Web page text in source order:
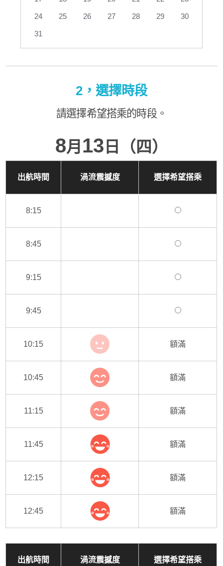
24 25 26 27 28 29 30
31
2，選擇時段
請選擇希望搭乘的時段。
8月 13 日（四）
出航時間 渦流震撼度 選擇希望搭乘
8:15
8:45
9:15
9:45
10:15 額滿
10:45 額滿
11:15 額滿
11:45 額滿
12:15 額滿
12:45 額滿
出航時間 渦流震撼度 選擇希望搭乘